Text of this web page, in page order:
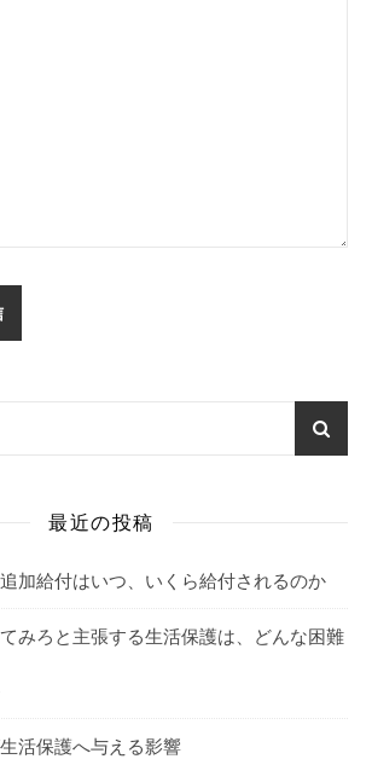
最近の投稿
加給付はいつ、いくら給付されるのか
みろと主張する生活保護は、どんな困難
活保護へ与える影響